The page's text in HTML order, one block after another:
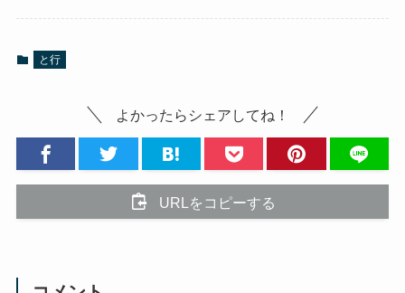
と行
よかったらシェアしてね！
URLをコピーする